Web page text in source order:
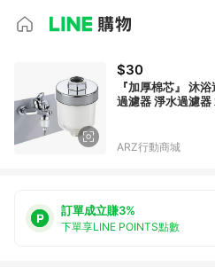
$30
『加厚棉芯』 沐
過濾器 淨水過濾器
ARZ行動商城
訂單成立賺3%
下單享LINE POINTS點數